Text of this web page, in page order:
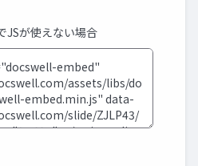
JSが使えない場合